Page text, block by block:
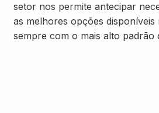
setor nos permite antecipar
as melhores opções disponíveis
sempre com o mais alto padrão